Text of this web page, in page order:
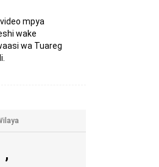
mpya
wake
wa Tuareg
,